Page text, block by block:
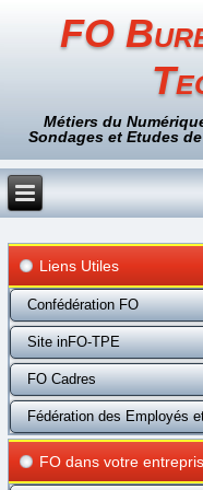
FO
Métiers du
Sondages et Etudes
Liens Utiles
Confédération FO
Site inFO-TPE
FO Cadres
Fédération des Employés
FO dans votre